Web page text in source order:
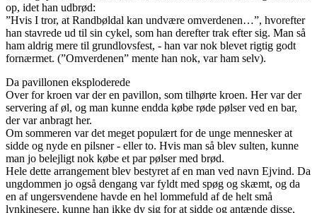
op, idet han udbrød:
”Hvis I tror, at Randbøldal kan undvære omverdenen…”, hvorefter
han stavrede ud til sin cykel, som han derefter trak efter sig. Man så
ham aldrig mere til grundlovsfest, - han var nok blevet rigtig godt
fornærmet. (”Omverdenen” mente han nok, var ham selv).
Da pavillonen eksploderede
Over for kroen var der en pavillon, som tilhørte kroen. Her var der
servering af øl, og man kunne endda købe røde pølser ved en bar,
der var anbragt her.
Om sommeren var det meget populært for de unge mennesker at
sidde og nyde en pilsner - eller to. Hvis man så blev sulten, kunne
man jo belejligt nok købe et par pølser med brød.
Hele dette arrangement blev bestyret af en man ved navn Ejvind. Da
ungdommen jo også dengang var fyldt med spøg og skæmt, og da
en af ungersvendene havde en hel lommefuld af de helt små
lynkinesere, kunne han ikke dy sig for at sidde og antænde disse,